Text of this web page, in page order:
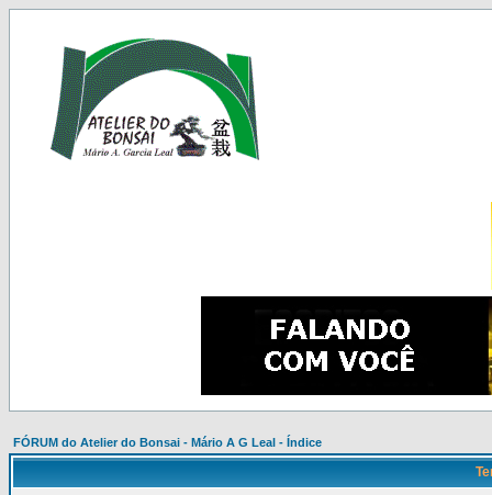
FÓRUM do Atelier do Bonsai - Mário A G Leal - Índice